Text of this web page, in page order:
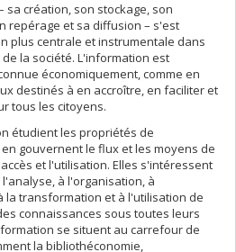
sa création, son stockage, son
repérage et sa diffusion – s'est
plus centrale et instrumentale dans
la société. L'information est
économiquement, comme en
destinés à en accroître, en faciliter et
tous les citoyens.
étudient les propriétés de
gouvernent le flux et les moyens de
et l'utilisation. Elles s'intéressent
à l'organisation, à
la transformation et à l'utilisation de
connaissances sous toutes leurs
se situent au carrefour de
la bibliothéconomie,